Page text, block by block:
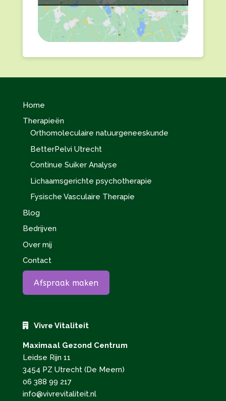
Home
Therapieën
Orthomoleculaire natuurgeneeskunde
BetterPelvi Utrecht
Continue Suiker Analyse
Lichaamsgerichte psychotherapie
Fysische Vasculaire Therapie
Blog
Bedrijven
Over mij
Contact
Afspraak maken
Vivre Vitaliteit
Maximaal Gezond Centrum
Leidse Rijn 11
3454 PZ Utrecht (De Meern)
06 388 99 217
info@vivrevitaliteit.nl